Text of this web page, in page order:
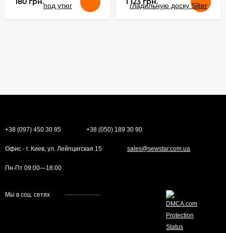
+38 (097) 450 30 85 +38 (050) 189 30 90
Офис - г. Киев, ул. Лейпцигская 15 sales@sewstar.com.ua
Пн-Пт 09:00—18:00
Мы в соц. сетях